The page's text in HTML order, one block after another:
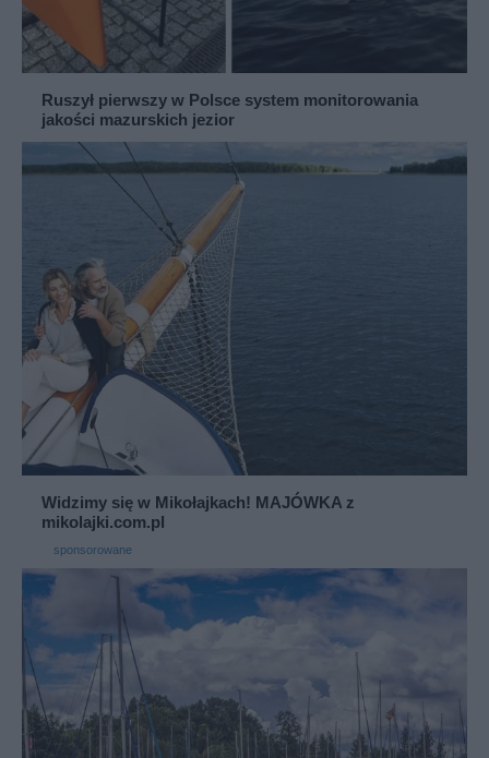
Ruszył pierwszy w Polsce system monitorowania
jakości mazurskich jezior
Widzimy się w Mikołajkach! MAJÓWKA z
mikolajki.com.pl
sponsorowane